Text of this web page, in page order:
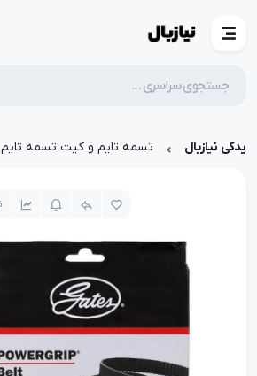
یدکی نیازبال تسمه تایم و کیت تسمه تایم